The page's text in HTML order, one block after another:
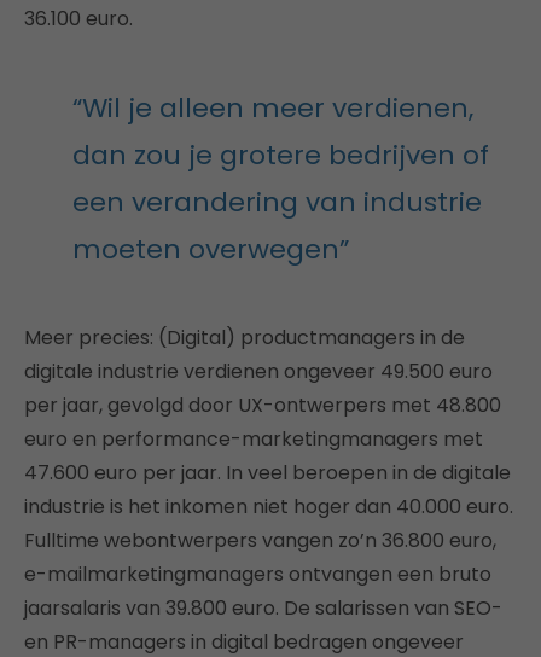
36.100 euro.
“Wil je alleen meer verdienen,
dan zou je grotere bedrijven of
een verandering van industrie
moeten overwegen”
Meer precies: (Digital) productmanagers in de
digitale industrie verdienen ongeveer 49.500 euro
per jaar, gevolgd door UX-ontwerpers met 48.800
euro en performance-marketingmanagers met
47.600 euro per jaar. In veel beroepen in de digitale
industrie is het inkomen niet hoger dan 40.000 euro.
Fulltime webontwerpers vangen zo’n 36.800 euro,
e-mailmarketingmanagers ontvangen een bruto
jaarsalaris van 39.800 euro. De salarissen van SEO-
en PR-managers in digital bedragen ongeveer